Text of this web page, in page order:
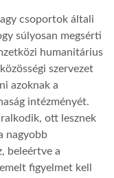
csoportok általi
súlyosan megsérti
humanitárius
szervezet
azoknak a
intézményét.
ott lesznek
nagyobb
beleértve a
figyelmet kell